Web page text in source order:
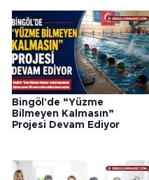
Bingöl'de “Yüzme
Bilmeyen Kalmasın”
Projesi Devam Ediyor